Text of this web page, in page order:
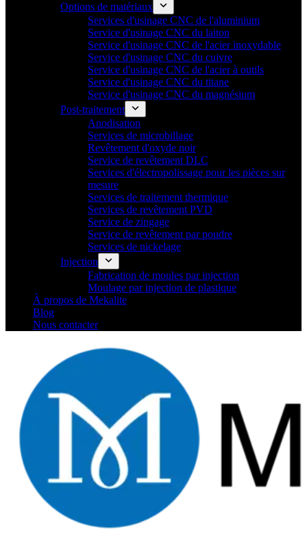
Options de matériaux
Services d'usinage CNC de l'aluminium
Service d'usinage CNC du laiton
Service d'usinage CNC de l'acier inoxydable
Service d'usinage CNC du cuivre
Service d'usinage CNC de l'acier à outils
Service d'usinage CNC du titane
Service d'usinage CNC du magnésium
Post-traitement
Anodisation
Services de microbillage
Revêtement d'oxyde noir
Service de revêtement DLC
Services d'électropolissage pour les pièces sur
mesure
Services de traitement thermique
Services de revêtement PVD
Service de zingage
Service de revêtement par poudre
Services de nickelage
Injection
Fabrication de moules par injection
Moulage par injection de plastique
À propos de Mekalite
Blog
Nous contacter